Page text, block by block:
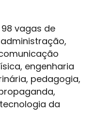
98 vagas de
engenharia
pedagogia,
da